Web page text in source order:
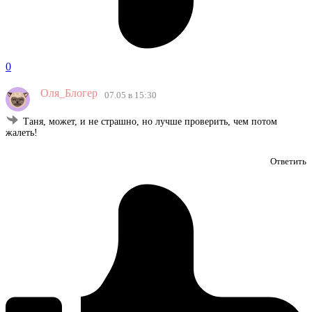
0
Оля_Блогер 07.05 в 15:30
Таня, может, и не страшно, но лучше проверить, чем потом
жалеть!
Ответить